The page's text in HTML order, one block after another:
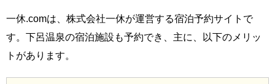
一休.comは、株式会社一休が運営する宿泊予約サイトで
す。下呂温泉の宿泊施設も予約でき、主に、以下のメリッ
トがあります。